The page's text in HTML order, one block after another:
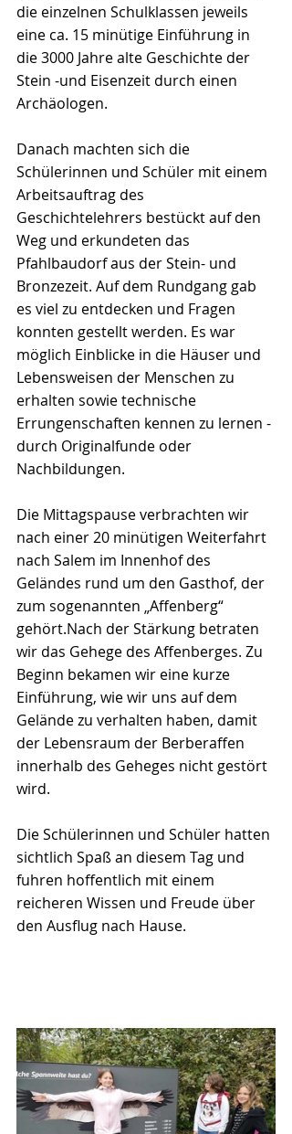
die einzelnen Schulklassen jeweils
eine ca. 15 minütige Einführung in
die 3000 Jahre alte Geschichte der
Stein -und Eisenzeit durch einen
Archäologen.
Danach machten sich die
Schülerinnen und Schüler mit einem
Arbeitsauftrag des
Geschichtelehrers bestückt auf den
Weg und erkundeten das
Pfahlbaudorf aus der Stein- und
Bronzezeit. Auf dem Rundgang gab
es viel zu entdecken und Fragen
konnten gestellt werden. Es war
möglich Einblicke in die Häuser und
Lebensweisen der Menschen zu
erhalten sowie technische
Errungenschaften kennen zu lernen -
durch Originalfunde oder
Nachbildungen.
Die Mittagspause verbrachten wir
nach einer 20 minütigen Weiterfahrt
nach Salem im Innenhof des
Geländes rund um den Gasthof, der
zum sogenannten „Affenberg“
gehört.Nach der Stärkung betraten
wir das Gehege des Affenberges. Zu
Beginn bekamen wir eine kurze
Einführung, wie wir uns auf dem
Gelände zu verhalten haben, damit
der Lebensraum der Berberaffen
innerhalb des Geheges nicht gestört
wird.
Die Schülerinnen und Schüler hatten
sichtlich Spaß an diesem Tag und
fuhren hoffentlich mit einem
reicheren Wissen und Freude über
den Ausflug nach Hause.